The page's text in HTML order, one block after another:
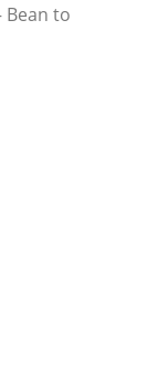
Bean to